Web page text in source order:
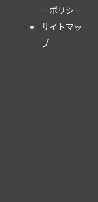
ーポリシー
サイトマッ
プ